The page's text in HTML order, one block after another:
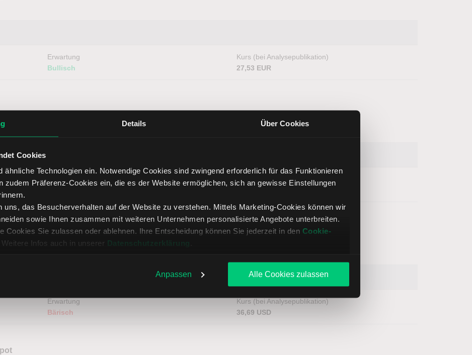
Details Über Cookies
Cookies
ähnliche Technologien ein. Notwendige Cookies sind zwingend erforderlich für das Funktionieren
zudem Präferenz-Cookies ein, die es der Website ermöglichen, sich an gewisse Einstellungen
uns, das Besucherverhalten auf der Website zu verstehen. Mittels Marketing-Cookies können wir
sowie Ihnen zusammen mit weiteren Unternehmen personalisierte Angebote unterbreiten.
Cookies Sie zulassen oder ablehnen. Ihre Entscheidung können Sie jederzeit in den Cookie-
Weitere Infos auch in unserer Datenschutzerklärung
Anpassen Alle Cookies zulassen
Erwartung
Bullisch
Kurs (bei Analysepublikation)
27,53 EUR
Erwartung
Kurs (bei Analysepublikation)
sucht nach einer Bodenbildung
Erwartung
Bärisch
Kurs (bei Analysepublikation)
36,69 USD